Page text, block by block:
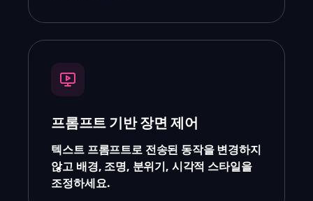
프롬프트 기반 장면 제어
텍스트 프롬프트로 전송된 동작을 변경하지
않고 배경, 조명, 분위기, 시각적 스타일을
조정하세요.